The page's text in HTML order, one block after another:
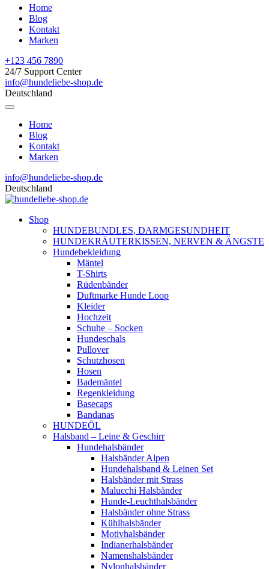
Home
Blog
Kontakt
Marken
+123 456 7890
24/7 Support Center
info@hundeliebe-shop.de
Deutschland
Home
Blog
Kontakt
Marken
info@hundeliebe-shop.de
Deutschland
Shop
HUNDEBUNDLES, DARMGESUNDHEIT
HUNDEKRÄUTERKISSEN, NERVEN & ÄNGSTE
Hundebekleidung
Mäntel
T-Shirts
Rüdenbänder
Duftmarke Hunde Loop
Kleider
Hochzeit
Schuhe – Socken
Hundeschals
Pullover
Schutzhosen
Hosen
Bademäntel
Regenkleidung
Basecaps
Bandanas
HUNDEÖL
Halsband – Leine & Geschirr
Hundehalsbänder
Halsbänder Alpen
Hundehalsband & Leinen Set
Halsbänder mit Strass
Malucchi Halsbänder
Hunde-Leuchthalsbänder
Halsbänder ohne Strass
Kühlhalsbänder
Motivhalsbänder
Indianerhalsbänder
Namenshalsbänder
Nylonhalsbänder